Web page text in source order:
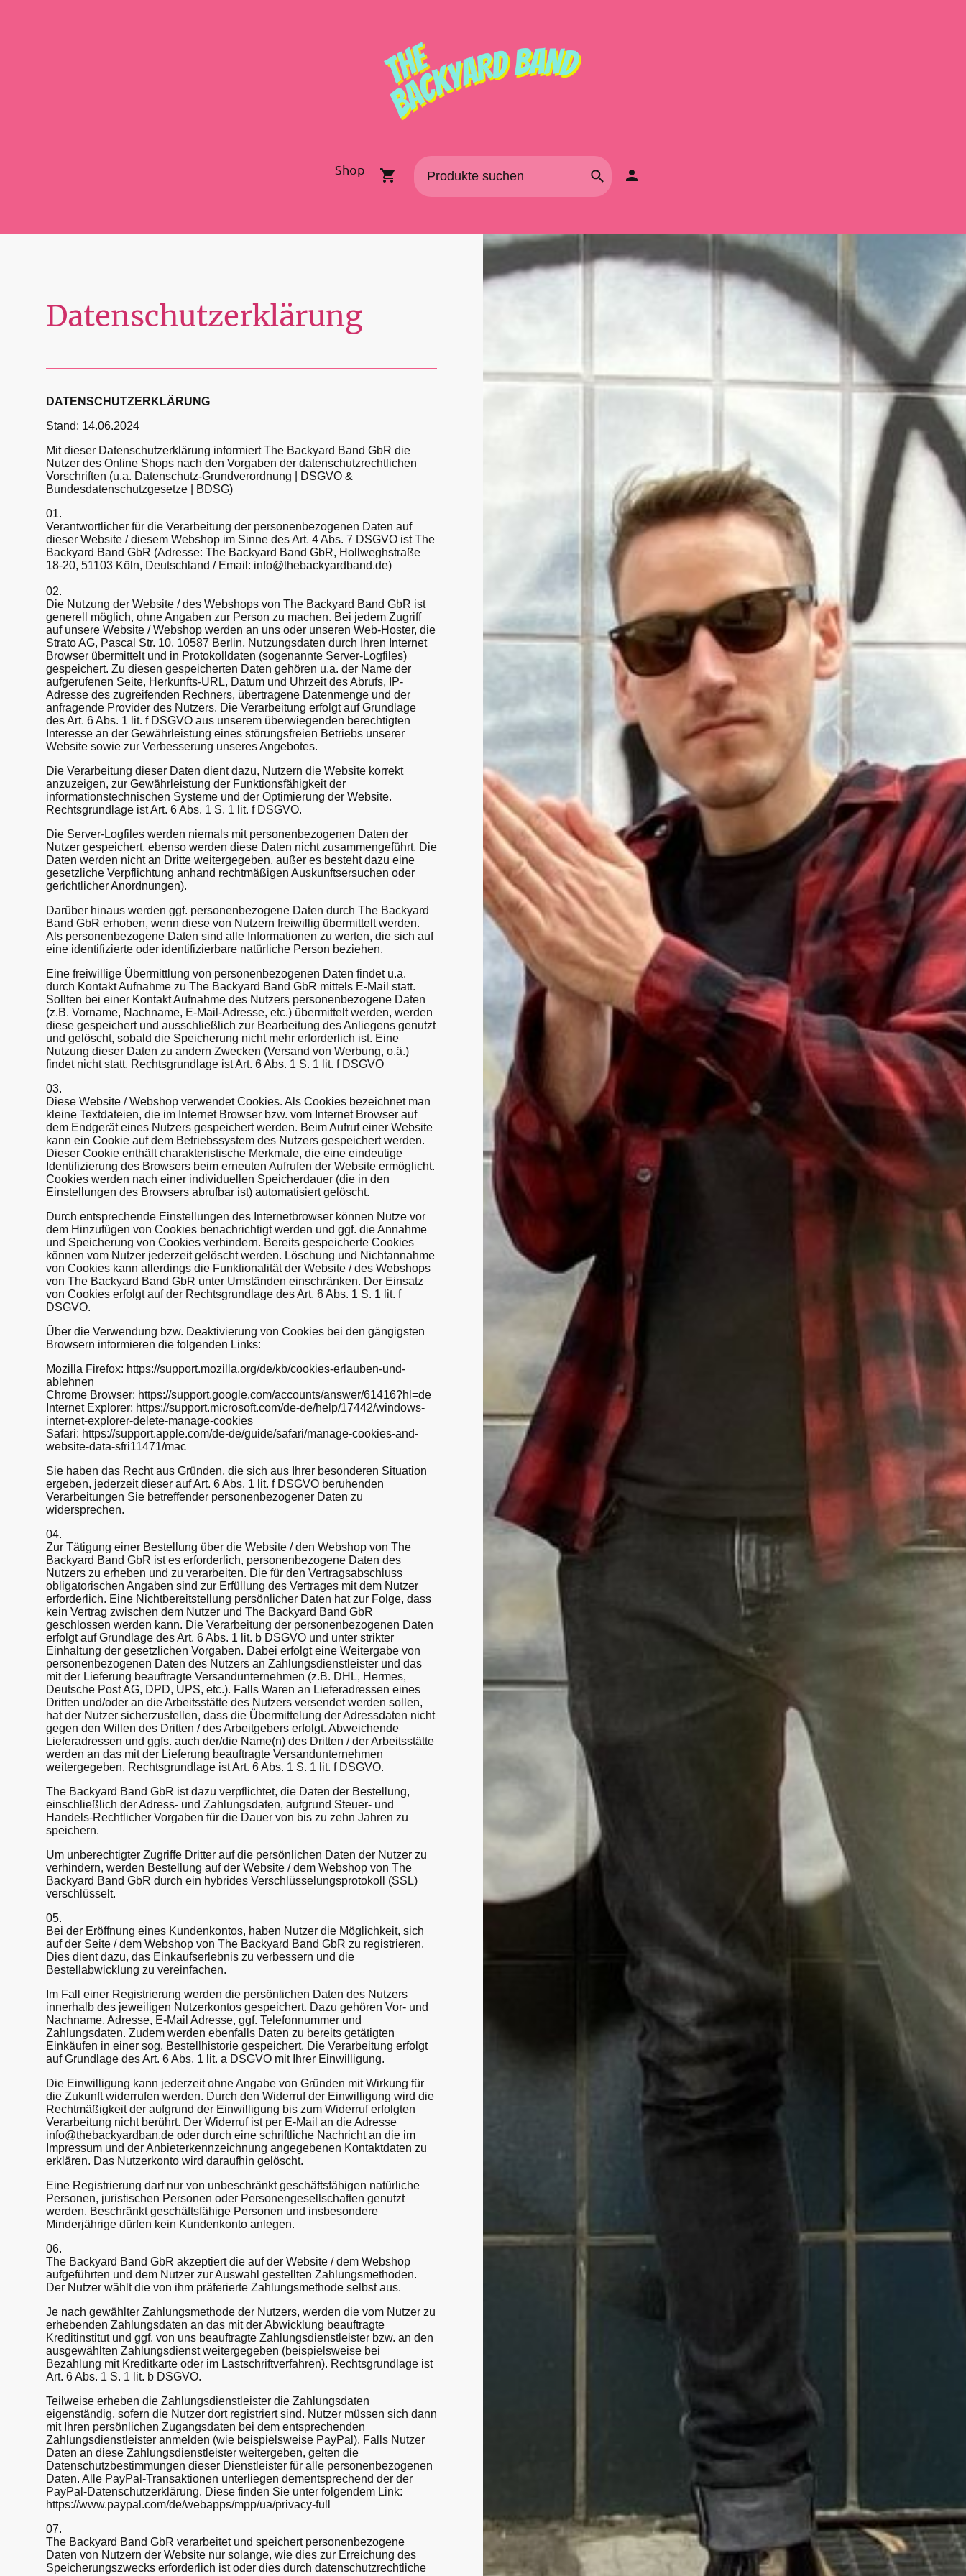
Shop
Datenschutzerklärung
DATENSCHUTZERKLÄRUNG
Stand: 14.06.2024
Mit dieser Datenschutzerklärung informiert The Backyard Band GbR die
Nutzer des Online Shops nach den Vorgaben der datenschutzrechtlichen
Vorschriften (u.a. Datenschutz-Grundverordnung | DSGVO &
Bundesdatenschutzgesetze | BDSG)
01.
Verantwortlicher für die Verarbeitung der personenbezogenen Daten auf
dieser Website / diesem Webshop im Sinne des Art. 4 Abs. 7 DSGVO ist The
Backyard Band GbR (Adresse: The Backyard Band GbR, Hollweghstraße
18-20, 51103 Köln, Deutschland / Email: info@thebackyardband.de)
02.
Die Nutzung der Website / des Webshops von The Backyard Band GbR ist
generell möglich, ohne Angaben zur Person zu machen. Bei jedem Zugriff
auf unsere Website / Webshop werden an uns oder unseren Web-Hoster, die
Strato AG, Pascal Str. 10, 10587 Berlin, Nutzungsdaten durch Ihren Internet
Browser übermittelt und in Protokolldaten (sogenannte Server-Logfiles)
gespeichert. Zu diesen gespeicherten Daten gehören u.a. der Name der
aufgerufenen Seite, Herkunfts-URL, Datum und Uhrzeit des Abrufs, IP-
Adresse des zugreifenden Rechners, übertragene Datenmenge und der
anfragende Provider des Nutzers. Die Verarbeitung erfolgt auf Grundlage
des Art. 6 Abs. 1 lit. f DSGVO aus unserem überwiegenden berechtigten
Interesse an der Gewährleistung eines störungsfreien Betriebs unserer
Website sowie zur Verbesserung unseres Angebotes.
Die Verarbeitung dieser Daten dient dazu, Nutzern die Website korrekt
anzuzeigen, zur Gewährleistung der Funktionsfähigkeit der
informationstechnischen Systeme und der Optimierung der Website.
Rechtsgrundlage ist Art. 6 Abs. 1 S. 1 lit. f DSGVO.
Die Server-Logfiles werden niemals mit personenbezogenen Daten der
Nutzer gespeichert, ebenso werden diese Daten nicht zusammengeführt. Die
Daten werden nicht an Dritte weitergegeben, außer es besteht dazu eine
gesetzliche Verpflichtung anhand rechtmäßigen Auskunftsersuchen oder
gerichtlicher Anordnungen).
Darüber hinaus werden ggf. personenbezogene Daten durch The Backyard
Band GbR erhoben, wenn diese von Nutzern freiwillig übermittelt werden.
Als personenbezogene Daten sind alle Informationen zu werten, die sich auf
eine identifizierte oder identifizierbare natürliche Person beziehen.
Eine freiwillige Übermittlung von personenbezogenen Daten findet u.a.
durch Kontakt Aufnahme zu The Backyard Band GbR mittels E-Mail statt.
Sollten bei einer Kontakt Aufnahme des Nutzers personenbezogene Daten
(z.B. Vorname, Nachname, E-Mail-Adresse, etc.) übermittelt werden, werden
diese gespeichert und ausschließlich zur Bearbeitung des Anliegens genutzt
und gelöscht, sobald die Speicherung nicht mehr erforderlich ist. Eine
Nutzung dieser Daten zu andern Zwecken (Versand von Werbung, o.ä.)
findet nicht statt. Rechtsgrundlage ist Art. 6 Abs. 1 S. 1 lit. f DSGVO
03.
Diese Website / Webshop verwendet Cookies. Als Cookies bezeichnet man
kleine Textdateien, die im Internet Browser bzw. vom Internet Browser auf
dem Endgerät eines Nutzers gespeichert werden. Beim Aufruf einer Website
kann ein Cookie auf dem Betriebssystem des Nutzers gespeichert werden.
Dieser Cookie enthält charakteristische Merkmale, die eine eindeutige
Identifizierung des Browsers beim erneuten Aufrufen der Website ermöglicht.
Cookies werden nach einer individuellen Speicherdauer (die in den
Einstellungen des Browsers abrufbar ist) automatisiert gelöscht.
Durch entsprechende Einstellungen des Internetbrowser können Nutze vor
dem Hinzufügen von Cookies benachrichtigt werden und ggf. die Annahme
und Speicherung von Cookies verhindern. Bereits gespeicherte Cookies
können vom Nutzer jederzeit gelöscht werden. Löschung und Nichtannahme
von Cookies kann allerdings die Funktionalität der Website / des Webshops
von The Backyard Band GbR unter Umständen einschränken. Der Einsatz
von Cookies erfolgt auf der Rechtsgrundlage des Art. 6 Abs. 1 S. 1 lit. f
DSGVO.
Über die Verwendung bzw. Deaktivierung von Cookies bei den gängigsten
Browsern informieren die folgenden Links:
Mozilla Firefox: https://support.mozilla.org/de/kb/cookies-erlauben-und-
ablehnen
Chrome Browser: https://support.google.com/accounts/answer/61416?hl=de
Internet Explorer: https://support.microsoft.com/de-de/help/17442/windows-
internet-explorer-delete-manage-cookies
Safari: https://support.apple.com/de-de/guide/safari/manage-cookies-and-
website-data-sfri11471/mac
Sie haben das Recht aus Gründen, die sich aus Ihrer besonderen Situation
ergeben, jederzeit dieser auf Art. 6 Abs. 1 lit. f DSGVO beruhenden
Verarbeitungen Sie betreffender personenbezogener Daten zu
widersprechen.
04.
Zur Tätigung einer Bestellung über die Website / den Webshop von The
Backyard Band GbR ist es erforderlich, personenbezogene Daten des
Nutzers zu erheben und zu verarbeiten. Die für den Vertragsabschluss
obligatorischen Angaben sind zur Erfüllung des Vertrages mit dem Nutzer
erforderlich. Eine Nichtbereitstellung persönlicher Daten hat zur Folge, dass
kein Vertrag zwischen dem Nutzer und The Backyard Band GbR
geschlossen werden kann. Die Verarbeitung der personenbezogenen Daten
erfolgt auf Grundlage des Art. 6 Abs. 1 lit. b DSGVO und unter strikter
Einhaltung der gesetzlichen Vorgaben. Dabei erfolgt eine Weitergabe von
personenbezogenen Daten des Nutzers an Zahlungsdienstleister und das
mit der Lieferung beauftragte Versandunternehmen (z.B. DHL, Hermes,
Deutsche Post AG, DPD, UPS, etc.). Falls Waren an Lieferadressen eines
Dritten und/oder an die Arbeitsstätte des Nutzers versendet werden sollen,
hat der Nutzer sicherzustellen, dass die Übermittelung der Adressdaten nicht
gegen den Willen des Dritten / des Arbeitgebers erfolgt. Abweichende
Lieferadressen und ggfs. auch der/die Name(n) des Dritten / der Arbeitsstätte
werden an das mit der Lieferung beauftragte Versandunternehmen
weitergegeben. Rechtsgrundlage ist Art. 6 Abs. 1 S. 1 lit. f DSGVO.
The Backyard Band GbR ist dazu verpflichtet, die Daten der Bestellung,
einschließlich der Adress- und Zahlungsdaten, aufgrund Steuer- und
Handels-Rechtlicher Vorgaben für die Dauer von bis zu zehn Jahren zu
speichern.
Um unberechtigter Zugriffe Dritter auf die persönlichen Daten der Nutzer zu
verhindern, werden Bestellung auf der Website / dem Webshop von The
Backyard Band GbR durch ein hybrides Verschlüsselungsprotokoll (SSL)
verschlüsselt.
05.
Bei der Eröffnung eines Kundenkontos, haben Nutzer die Möglichkeit, sich
auf der Seite / dem Webshop von The Backyard Band GbR zu registrieren.
Dies dient dazu, das Einkaufserlebnis zu verbessern und die
Bestellabwicklung zu vereinfachen.
Im Fall einer Registrierung werden die persönlichen Daten des Nutzers
innerhalb des jeweiligen Nutzerkontos gespeichert. Dazu gehören Vor- und
Nachname, Adresse, E-Mail Adresse, ggf. Telefonnummer und
Zahlungsdaten. Zudem werden ebenfalls Daten zu bereits getätigten
Einkäufen in einer sog. Bestellhistorie gespeichert. Die Verarbeitung erfolgt
auf Grundlage des Art. 6 Abs. 1 lit. a DSGVO mit Ihrer Einwilligung.
Die Einwilligung kann jederzeit ohne Angabe von Gründen mit Wirkung für
die Zukunft widerrufen werden. Durch den Widerruf der Einwilligung wird die
Rechtmäßigkeit der aufgrund der Einwilligung bis zum Widerruf erfolgten
Verarbeitung nicht berührt. Der Widerruf ist per E-Mail an die Adresse
info@thebackyardban.de oder durch eine schriftliche Nachricht an die im
Impressum und der Anbieterkennzeichnung angegebenen Kontaktdaten zu
erklären. Das Nutzerkonto wird daraufhin gelöscht.
Eine Registrierung darf nur von unbeschränkt geschäftsfähigen natürliche
Personen, juristischen Personen oder Personengesellschaften genutzt
werden. Beschränkt geschäftsfähige Personen und insbesondere
Minderjährige dürfen kein Kundenkonto anlegen.
06.
The Backyard Band GbR akzeptiert die auf der Website / dem Webshop
aufgeführten und dem Nutzer zur Auswahl gestellten Zahlungsmethoden.
Der Nutzer wählt die von ihm präferierte Zahlungsmethode selbst aus.
Je nach gewählter Zahlungsmethode der Nutzers, werden die vom Nutzer zu
erhebenden Zahlungsdaten an das mit der Abwicklung beauftragte
Kreditinstitut und ggf. von uns beauftragte Zahlungsdienstleister bzw. an den
ausgewählten Zahlungsdienst weitergegeben (beispielsweise bei
Bezahlung mit Kreditkarte oder im Lastschriftverfahren). Rechtsgrundlage ist
Art. 6 Abs. 1 S. 1 lit. b DSGVO.
Teilweise erheben die Zahlungsdienstleister die Zahlungsdaten
eigenständig, sofern die Nutzer dort registriert sind. Nutzer müssen sich dann
mit Ihren persönlichen Zugangsdaten bei dem entsprechenden
Zahlungsdienstleister anmelden (wie beispielsweise PayPal). Falls Nutzer
Daten an diese Zahlungsdienstleister weitergeben, gelten die
Datenschutzbestimmungen dieser Dienstleister für alle personenbezogenen
Daten. Alle PayPal-Transaktionen unterliegen dementsprechend der der
PayPal-Datenschutzerklärung. Diese finden Sie unter folgendem Link:
https://www.paypal.com/de/webapps/mpp/ua/privacy-full
07.
The Backyard Band GbR verarbeitet und speichert personenbezogene
Daten von Nutzern der Website nur solange, wie dies zur Erreichung des
Speicherungszwecks erforderlich ist oder dies durch datenschutzrechtliche